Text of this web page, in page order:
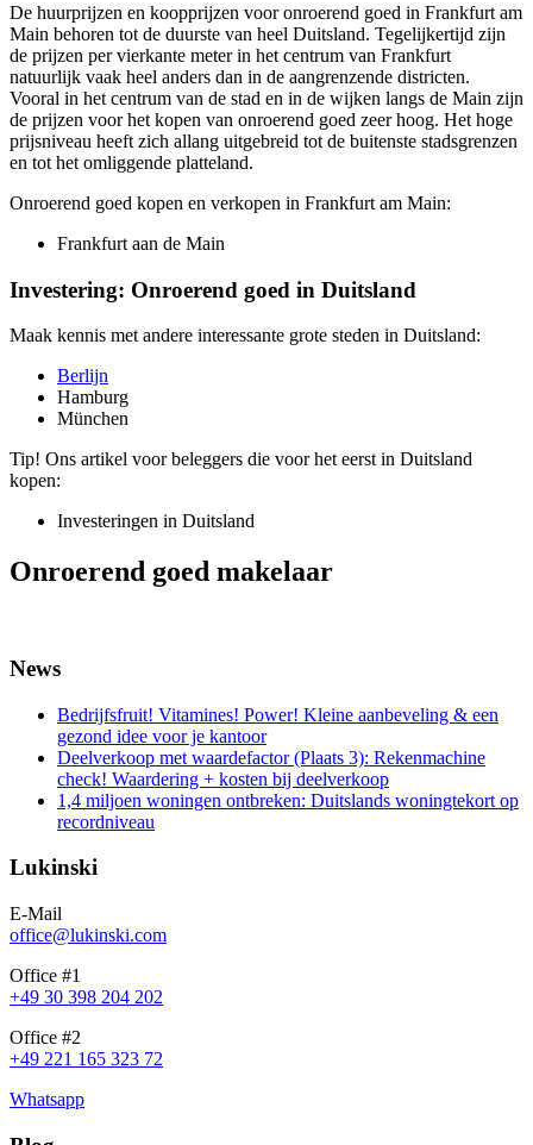
De huurprijzen en koopprijzen voor onroerend goed in Frankfurt am
Main behoren tot de duurste van heel Duitsland. Tegelijkertijd zijn
de prijzen per vierkante meter in het centrum van Frankfurt
natuurlijk vaak heel anders dan in de aangrenzende districten.
Vooral in het centrum van de stad en in de wijken langs de Main zijn
de prijzen voor het kopen van onroerend goed zeer hoog. Het hoge
prijsniveau heeft zich allang uitgebreid tot de buitenste stadsgrenzen
en tot het omliggende platteland.
Onroerend goed kopen en verkopen in Frankfurt am Main:
Frankfurt aan de Main
Investering: Onroerend goed in Duitsland
Maak kennis met andere interessante grote steden in Duitsland:
Berlijn
Hamburg
München
Tip! Ons artikel voor beleggers die voor het eerst in Duitsland
kopen:
Investeringen in Duitsland
Onroerend goed makelaar
News
Bedrijfsfruit! Vitamines! Power! Kleine aanbeveling & een
gezond idee voor je kantoor
Deelverkoop met waardefactor (Plaats 3): Rekenmachine
check! Waardering + kosten bij deelverkoop
1,4 miljoen woningen ontbreken: Duitslands woningtekort op
recordniveau
Lukinski
E-Mail
office@lukinski.com
Office #1
+49 30 398 204 202
Office #2
+49 221 165 323 72
Whatsapp